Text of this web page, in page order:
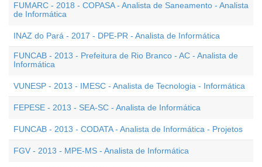
FUMARC - 2018 - COPASA - Analista de Saneamento - Analista
de Informática
INAZ do Pará - 2017 - DPE-PR - Analista de Informática
FUNCAB - 2013 - Prefeitura de Rio Branco - AC - Analista de
Informática
VUNESP - 2013 - IMESC - Analista de Tecnologia - Informática
FEPESE - 2013 - SEA-SC - Analista de Informática
FUNCAB - 2013 - CODATA - Analista de Informática - Projetos
FGV - 2013 - MPE-MS - Analista de Informática